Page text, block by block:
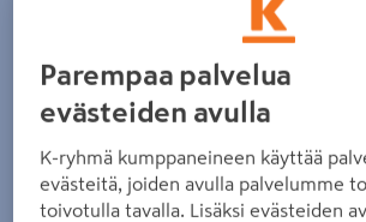
Parempaa palvelua
evästeiden avulla
K-ryhmä kumppaneineen käyttää
evästeitä, joiden avulla palvelumme
toivotulla tavalla. Lisäksi evästeiden